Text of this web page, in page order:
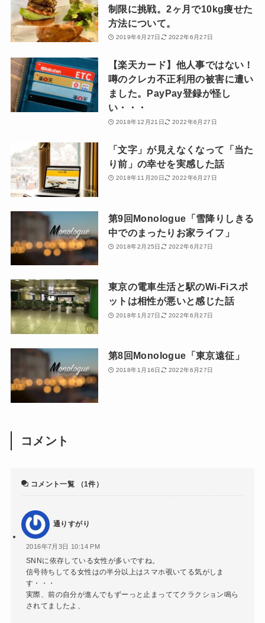
制限に挑戦。2ヶ月で10kg痩せた
方法について。
2019年6月27日 2022年6月27日
【楽天カード】他人事ではない！
噂のクレカ不正利用の被害に遭い
ました。PayPay登録が怪し
い・・・
2018年12月21日 2022年6月27日
「文字」が見えなくなって「当た
り前」の幸せを実感した話
2018年11月20日 2022年6月27日
第9回Monologue「雪降りしきる
中でのまったりお家ライフ」
2018年2月25日 2022年6月27日
東京の電車生活と駅のWi-Fiスポ
ットは相性が悪いと感じた話
2018年1月27日 2022年6月27日
第8回Monologue「東京遠征」
2018年1月16日 2022年6月27日
コメント
コメント一覧 （1件）
通りすがり
2016年7月3日 10:14 PM
SNNに依存している女性が多いですね。
信号待ちしてる女性はの半分以上はスマホ覗いてる気がしま
す・・・
実際、前の自分が進んでもずーっと止まっててクラクション鳴ら
されてましたよ、